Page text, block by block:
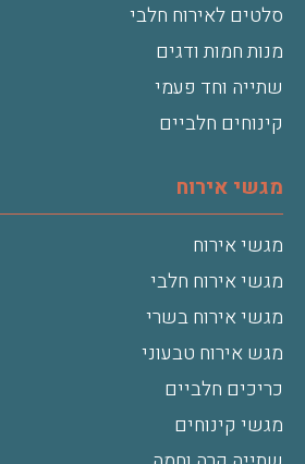
סלטים לאירוח חלבי
מנות חמות ודגים
שתייה וחד פעמי
קינוחים חלביים
מגשי אירוח
מגשי אירוח
מגשי אירוח חלבי
מגשי אירוח בשרי
מגש אירוח טבעוני
כריכים חלביים
מגשי קינוחים